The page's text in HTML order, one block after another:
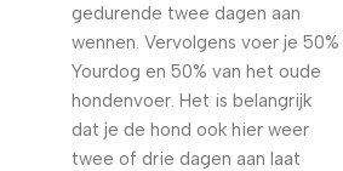
gedurende twee dagen aan
wennen. Vervolgens voer je 50%
Yourdog en 50% van het oude
hondenvoer. Het is belangrijk
dat je de hond ook hier weer
twee of drie dagen aan laat